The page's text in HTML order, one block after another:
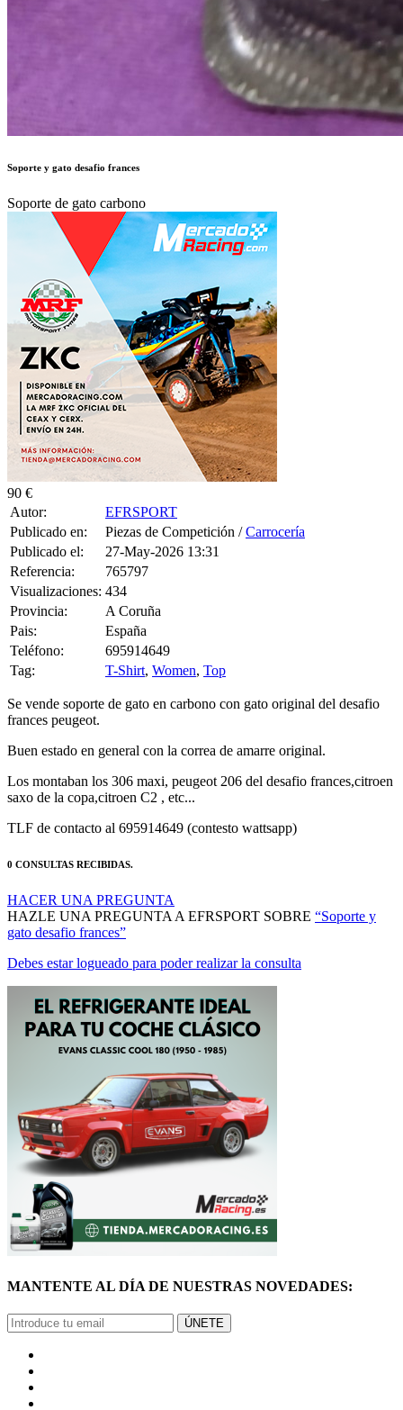
Soporte y gato desafio frances
Soporte de gato carbono
90 €
Autor:
EFRSPORT
Publicado en:
Piezas de Competición /Carrocería
Publicado el:
27-May-2026 13:31
Referencia:
765797
Visualizaciones: 434
Provincia:
A Coruña
Pais:
España
Teléfono:
695914649
Tag:
T-Shirt, Women, Top
Se vende soporte de gato en carbono con gato original del desafio
frances peugeot.
Buen estado en general con la correa de amarre original.
Los montaban los 306 maxi, peugeot 206 del desafio frances,citroen
saxo de la copa,citroen C2 , etc...
TLF de contacto al 695914649 (contesto wattsapp)
0 CONSULTAS RECIBIDAS.
HACER UNA PREGUNTA
HAZLE UNA PREGUNTA A EFRSPORT SOBRE “Soporte y
gato desafio frances”
Debes estar logueado para poder realizar la consulta
MANTENTE AL DÍA DE NUESTRAS NOVEDADES:
ÚNETE